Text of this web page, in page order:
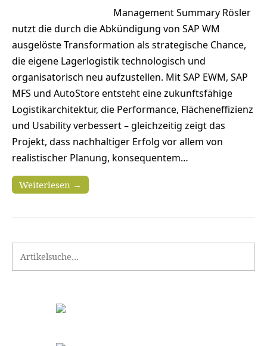
Management Summary Rösler
nutzt die durch die Abkündigung von SAP WM
ausgelöste Transformation als strategische Chance,
die eigene Lagerlogistik technologisch und
organisatorisch neu aufzustellen. Mit SAP EWM, SAP
MFS und AutoStore entsteht eine zukunftsfähige
Logistikarchitektur, die Performance, Flächeneffizienz
und Usability verbessert – gleichzeitig zeigt das
Projekt, dass nachhaltiger Erfolg vor allem von
realistischer Planung, konsequentem…
Weiterlesen →